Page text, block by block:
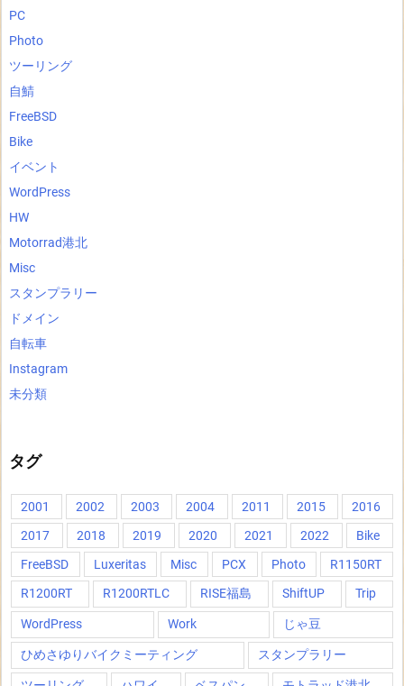
PC
Photo
ツーリング
自鯖
FreeBSD
Bike
イベント
WordPress
HW
Motorrad港北
Misc
スタンプラリー
ドメイン
自転車
Instagram
未分類
タグ
2001 2002 2003 2004 2011 2015
2016
2017
2018 2019 2020 2021 2022
Bike
FreeBSD
Luxeritas Misc PCX Photo
R1150RT
R1200RT
R1200RTLC RISE福島 ShiftUP Trip
WordPress Work じゃ豆
ひめさゆりバイクミーティング スタンプラリー